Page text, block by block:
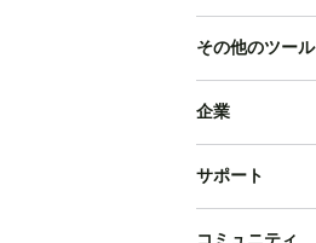
その他のツール
企業
サポート